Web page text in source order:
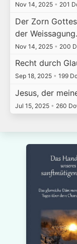
Nov 14, 2025 • 201
Der Zorn
der
Nov 14, 2025 • 200
Recht durch
Sep 18, 2025 • 199
Jesus, der
Jul 15, 2025 • 260